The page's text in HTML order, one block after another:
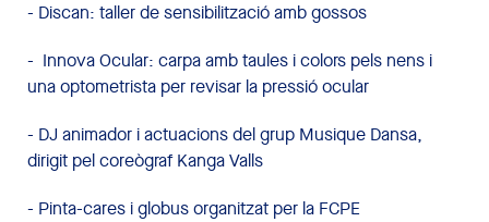
- Discan: taller de sensibilització amb gossos
- Innova Ocular: carpa amb taules i colors pels nens i
una optometrista per revisar la pressió ocular
- DJ animador i actuacions del grup Musique Dansa,
dirigit pel coreògraf Kanga Valls
- Pinta-cares i globus organitzat per la FCPE